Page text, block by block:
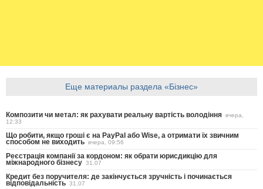
Еще материалы раздела «Бізнес»
Композити чи метал: як рахувати реальну вартість володіння вчера,
12:33
Що робити, якщо гроші є на PayPal або Wise, а отримати їх звичним
способом не виходить вчера, 09:56
Реєстрація компанії за кордоном: як обрати юрисдикцію для
міжнародного бізнесу 31.07
Кредит без поручителя: де закінчується зручність і починається
відповідальність 31.07